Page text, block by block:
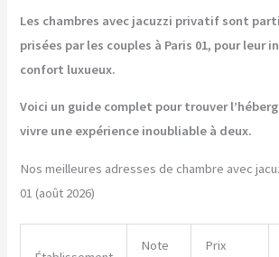
Les chambres avec jacuzzi privatif sont
prisées par les couples à Paris 01, pour leur
confort luxueux.
Voici un guide complet pour trouver
vivre une expérience inoubliable à deux.
Nos meilleures adresses de chambre avec
01 (août 2026)
Note
Prix